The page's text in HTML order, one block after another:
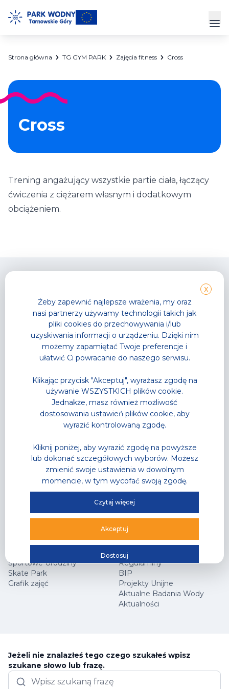
do
Park Wodny
Siłownia
Cennik
Kontakt
Strona główna TG GYM PARK Zajęcia fitness Cross
Cross
Trening angażujący wszystkie partie ciała, łączący
ćwiczenia z ciężarem własnym i dodatkowym
obciążeniem.
Park Wodny
Wodne atrakcje
Strefa Saun
Zajęcia w wodzie
Letnia Akademia Przygody
Wodne Urodziny
Sklep Sportowy
Grafik zajęć
Oferta Specjalna
TG GYM PARK
Strefy sportowe
Zajęcia fitness
Cennik
Karnety
Grafik zajęć
Hala Sportowa
Centrum Wspinaczkowe Klif
Squash
Sekcje wspinaczkowe
Sportowe Urodziny
Skate Park
Grafik zajęć
Jak dojechać?
Najczęściej zadawane
pytania
Kariera
Programy partnerskie
Nasza kadra
Regulaminy
BIP
Projekty Unijne
Aktualne Badania Wody
Aktualności
Jeżeli nie znalazłeś tego czego szukałeś wpisz
szukane słowo lub frazę.
X
Żeby zapewnić najlepsze wrażenia, my oraz
nasi partnerzy używamy technologii takich jak
pliki cookies do przechowywania i/lub
uzyskiwania informacji o urządzeniu. Dzięki nim
możemy zapamiętać Twoje preferencje i
ułatwić Ci powracanie do naszego serwisu.
Klikając przycisk "Akceptuj", wyrażasz zgodę na
używanie WSZYSTKICH plików cookie.
Jednakże, masz również możliwość
dostosowania ustawień plików cookie, aby
wyrazić kontrolowaną zgodę.
Kliknij poniżej, aby wyrazić zgodę na powyższe
lub dokonać szczegółowych wyborów. Możesz
zmienić swoje ustawienia w dowolnym
momencie, w tym wycofać swoją zgodę.
Czytaj więcej
Akceptuj
Dostosuj